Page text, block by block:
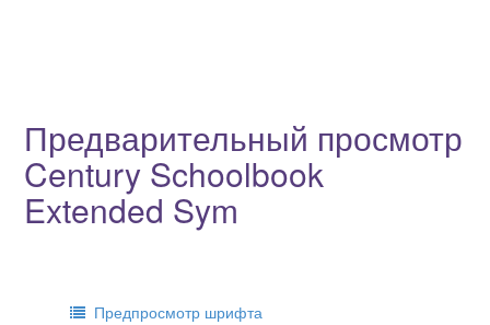
Предварительный просмотр
Century Schoolbook
Extended Sym
Предпросмотр шрифта